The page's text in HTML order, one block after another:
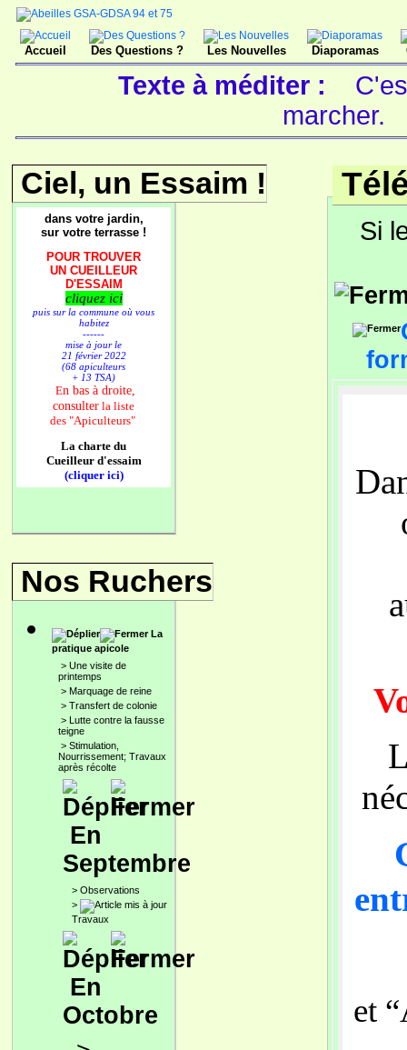
Accueil Des Questions ? Les Nouvelles Diaporamas
Texte à méditer :
marcher.
Ciel, un Essaim !
dans votre jardin,
sur votre terrasse !
POUR TROUVER
UN CUEILLEUR
D'ESSAIM
cliquez ici
puis sur la commune où vous
habitez
------
mise à jour le
21 février 2022
(68 apiculteurs
+ 13 TSA)
En bas à droite,
consulter la liste
des "Apiculteurs"
La charte du
Cueilleur d'essaim
(cliquer ici)
Nos Ruchers
La
pratique apicole
> Une visite de
printemps
> Marquage de reine
> Transfert de colonie
> Lutte contre la fausse
teigne
> Stimulation,
Nourrissement; Travaux
après récolte
En
Septembre
> Observations
>
Travaux
En
Octobre
Si
et